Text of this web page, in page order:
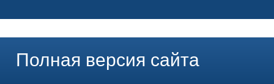
Полная версия сайта